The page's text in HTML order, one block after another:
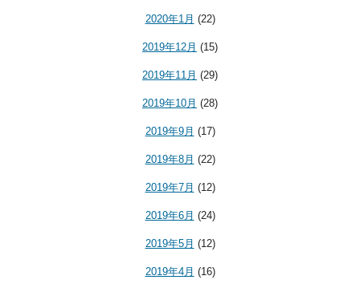
2020年1月 (22)
2019年12月 (15)
2019年11月 (29)
2019年10月 (28)
2019年9月 (17)
2019年8月 (22)
2019年7月 (12)
2019年6月 (24)
2019年5月 (12)
2019年4月 (16)